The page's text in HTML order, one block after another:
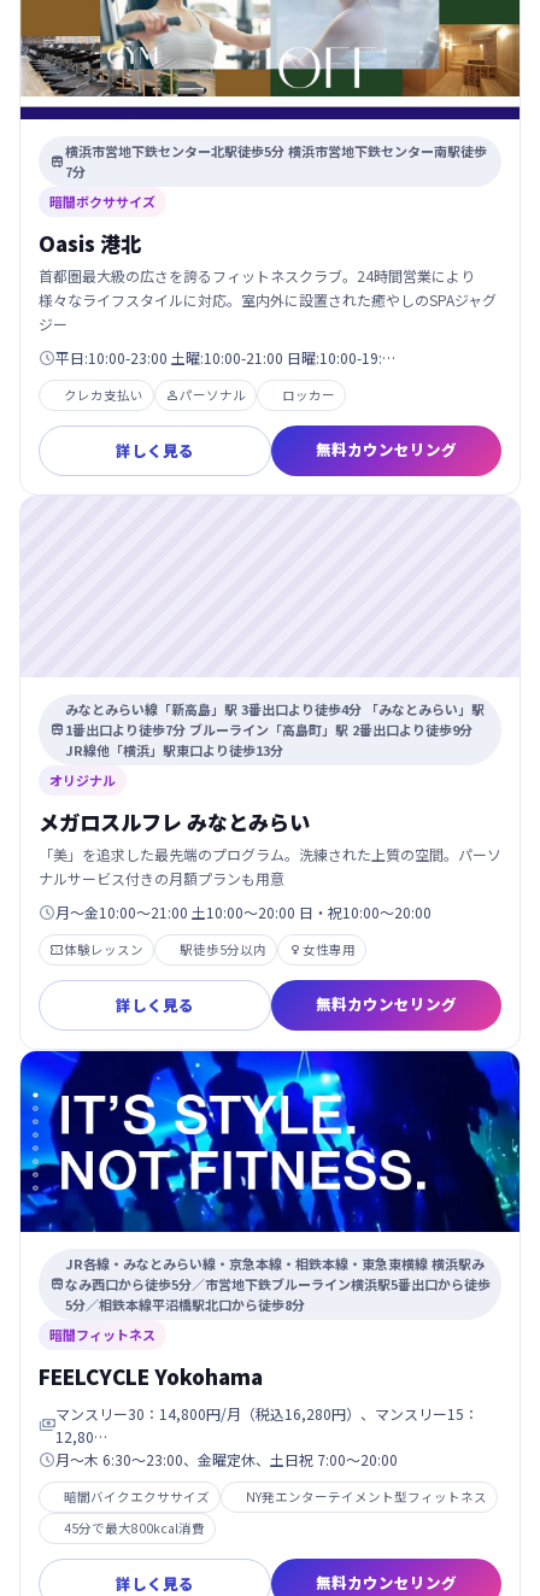

横浜市営地下鉄センター北駅徒歩5分 横浜市営地下鉄センター南駅徒歩
7分
暗闇ボクササイズ
Oasis 港北
首都圏最大級の広さを誇るフィットネスクラブ。24時間営業により
様々なライフスタイルに対応。室内外に設置された癒やしのSPAジャグ
ジー
平日:10:00-23:00 土曜:10:00-21:00 日曜:10:00-19:…
クレカ支払い パーソナル ロッカー
詳しく見る 無料カウンセリング

みなとみらい線「新高島」駅 3番出口より徒歩4分 「みなとみらい」駅
1番出口より徒歩7分 ブルーライン「高島町」駅 2番出口より徒歩9分
JR線他「横浜」駅東口より徒歩13分
オリジナル
メガロスルフレ みなとみらい
「美」を追求した最先端のプログラム。洗練された上質の空間。パーソ
ナルサービス付きの月額プランも用意
月〜金10:00〜21:00 土10:00〜20:00 日・祝10:00〜20:00
体験レッスン 駅徒歩5分以内  女性専用
詳しく見る 無料カウンセリング

JR各線・みなとみらい線・京急本線・相鉄本線・東急東横線 横浜駅み
なみ西口から徒歩5分／市営地下鉄ブルーライン横浜駅5番出口から徒歩
5分／相鉄本線平沼橋駅北口から徒歩8分
暗闇フィットネス
FEELCYCLE Yokohama

マンスリー30：14,800円/月（税込16,280円）、マンスリー15：
12,80…
月〜木 6:30〜23:00、金曜定休、土日祝 7:00〜20:00
暗闇バイクエクササイズ
NY発エンターテイメント型フィットネス
45分で最大800kcal消費
詳しく見る 無料カウンセリング